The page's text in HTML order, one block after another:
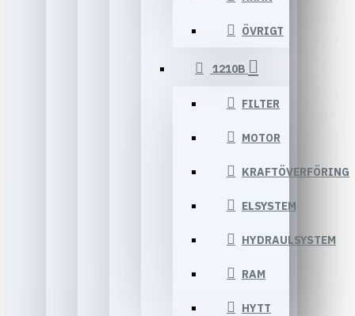
ÖVRIGT
1210B
FILTER
MOTOR
KRAFTÖVERFÖRING
ELSYSTEM
HYDRAULSYSTEM
RAM
HYTT